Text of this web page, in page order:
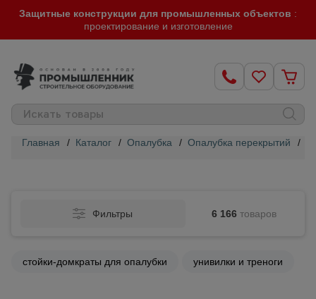
Защитные конструкции для промышленных объектов :
проектирование и изготовление
Главная / Каталог / Опалубка / Опалубка перекрытий /
Фильтры 6 166 товаров
стойки-домкраты для опалубки унивилки и треноги